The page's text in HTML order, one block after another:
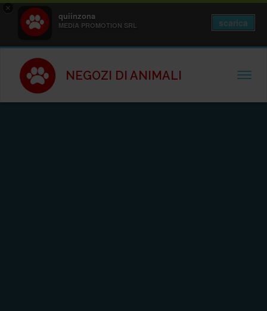
×
quiinzona
MEDIA PROMOTION SRL scarica
NEGOZI DI ANIMALI